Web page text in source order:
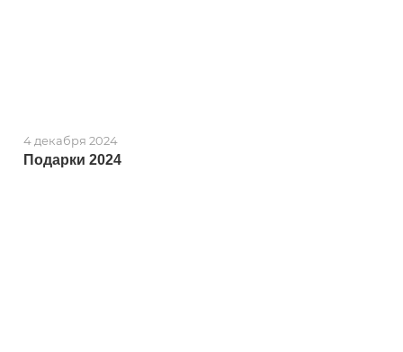
Подарки 2024
4 декабря 2024